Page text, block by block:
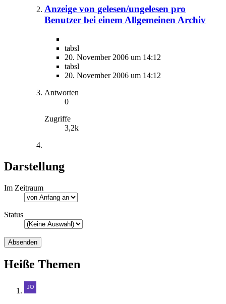
Anzeige von gelesen/ungelesen pro
Benutzer bei einem Allgemeinen Archiv
tabsl
20. November 2006 um 14:12
tabsl
20. November 2006 um 14:12
Antworten
0
Zugriffe
3,2k
Darstellung
Im Zeitraum
Status
Heiße Themen